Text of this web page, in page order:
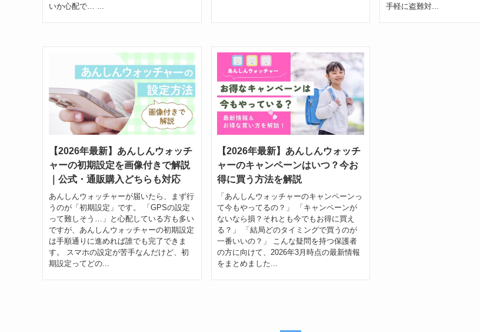
いか心配で… ...
手軽に盗難対...
【2026年最新】あんしんウォッチ
ャーの初期設定を画像付きで解説
｜公式・通販購入どちらも対応
あんしんウォッチャーが届いたら、まず行
うのが「初期設定」です。 「GPSの設定
って難しそう…」と心配している方も多い
ですが、あんしんウォッチャーの初期設定
は手順通りに進めれば誰でも完了できま
す。 スマホの設定が苦手なんだけど、初
期設定ってどの...
【2026年最新】あんしんウォッチ
ャーのキャンペーンはいつ？今お
得に買う方法を解説
「あんしんウォッチャーのキャンペーンっ
て今もやってるの？」 「キャンペーンが
ないなら損？それとも今でもお得に買え
る？」 「結局どのタイミングで買うのが
一番いいの？」 こんな疑問を持つ保護者
の方に向けて、2026年3月時点の最新情報
をまとめました...